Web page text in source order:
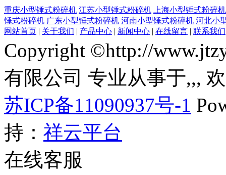
重庆小型锤式粉碎机 江苏小型锤式粉碎机
上海小型锤式粉碎机
锤式粉碎机 广东小型锤式粉碎机 河南小型锤式粉碎机 河北小
网站首页 | 关于我们 | 产品中心 | 新闻中心 | 在线留言 | 联系我们
Copyright ©http://
有限公司 专业从事于,,,
苏ICP备11090937号-1
持： 祥云平台
在线客服